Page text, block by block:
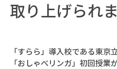
取り上げられま
「すらら」導入校である東京
「おしゃべリンガ」初回授業が